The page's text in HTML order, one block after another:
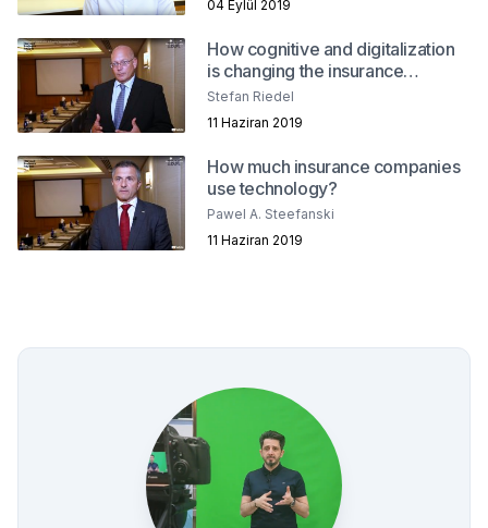
04 Eylül 2019
How cognitive and digitalization
is changing the insurance
industry?
Stefan Riedel
11 Haziran 2019
How much insurance companies
use technology?
Pawel A. Steefanski
11 Haziran 2019